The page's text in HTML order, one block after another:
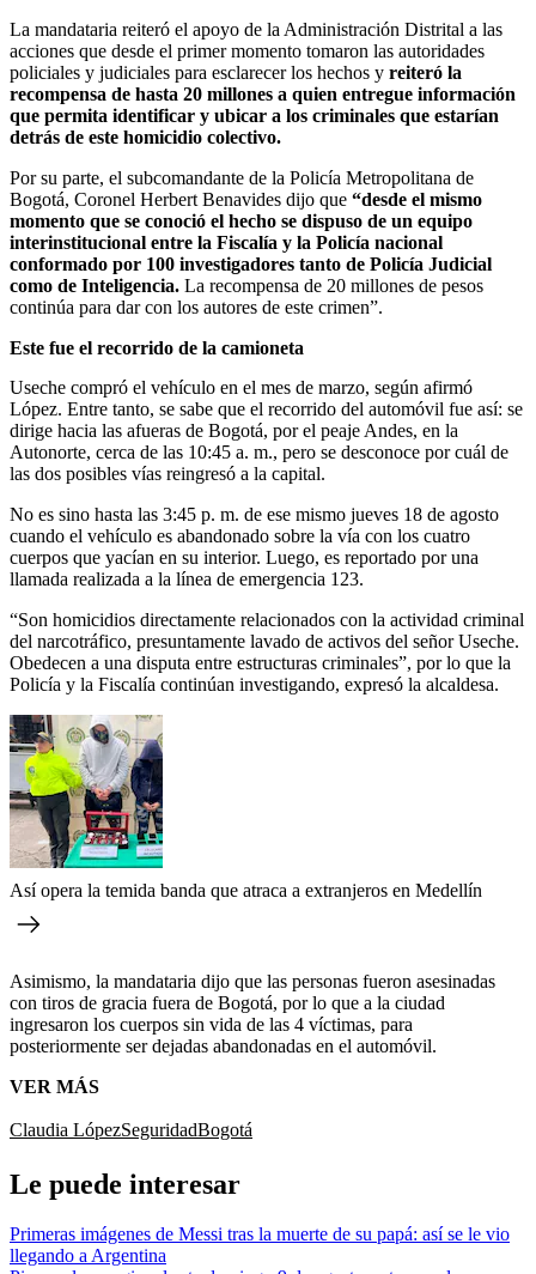
La mandataria reiteró el apoyo de la Administración Distrital a las
acciones que desde el primer momento tomaron las autoridades
policiales y judiciales para esclarecer los hechos y reiteró la
recompensa de hasta 20 millones a quien entregue información
que permita identificar y ubicar a los criminales que estarían
detrás de este homicidio colectivo.
Por su parte, el subcomandante de la Policía Metropolitana de
Bogotá, Coronel Herbert Benavides dijo que “desde el mismo
momento que se conoció el hecho se dispuso de un equipo
interinstitucional entre la Fiscalía y la Policía nacional
conformado por 100 investigadores tanto de Policía Judicial
como de Inteligencia. La recompensa de 20 millones de pesos
continúa para dar con los autores de este crimen”.
Este fue el recorrido de la camioneta
Useche compró el vehículo en el mes de marzo, según afirmó
López. Entre tanto, se sabe que el recorrido del automóvil fue así: se
dirige hacia las afueras de Bogotá, por el peaje Andes, en la
Autonorte, cerca de las 10:45 a. m., pero se desconoce por cuál de
las dos posibles vías reingresó a la capital.
No es sino hasta las 3:45 p. m. de ese mismo jueves 18 de agosto
cuando el vehículo es abandonado sobre la vía con los cuatro
cuerpos que yacían en su interior. Luego, es reportado por una
llamada realizada a la línea de emergencia 123.
“Son homicidios directamente relacionados con la actividad criminal
del narcotráfico, presuntamente lavado de activos del señor Useche.
Obedecen a una disputa entre estructuras criminales”, por lo que la
Policía y la Fiscalía continúan investigando, expresó la alcaldesa.
Así opera la temida banda que atraca a extranjeros en Medellín
Asimismo, la mandataria dijo que las personas fueron asesinadas
con tiros de gracia fuera de Bogotá, por lo que a la ciudad
ingresaron los cuerpos sin vida de las 4 víctimas, para
posteriormente ser dejadas abandonadas en el automóvil.
VER MÁS
Claudia LópezSeguridadBogotá
Le puede interesar
Primeras imágenes de Messi tras la muerte de su papá: así se le vio
llegando a Argentina